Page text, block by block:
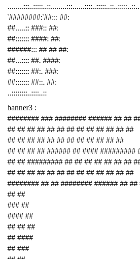
'########:'##::: ##:
##.....:: ###:: ##:
##::::::: ####: ##:
######::: ## ## ##:
##...:::: ##. ####:
##::::::: ##:. ###:
##::::::: ##::. ##:
..::::::::..::::..::
banner3 :
######## ### ######## ###### ## ##
## ## ## ## ## ## ## ## ## ## ## ## ##
## ## ## ## ## ## ## ## ## ## ## ##
## ## ## ## ###### ## #### #########
## ## ######### ## ## ## ## ## ## ##
## ## ## ## ## ## ## ## ## ## ## ## ##
######## ## ## ######## ###### ##
## ##
### ##
#### ##
## ## ##
## ####
## ###